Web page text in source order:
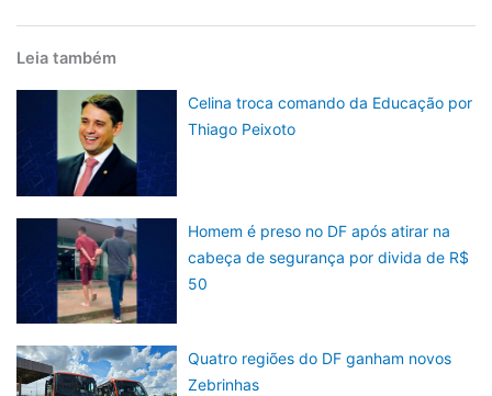
Leia também
Celina troca comando da Educação por
Thiago Peixoto
Homem é preso no DF após atirar na
cabeça de segurança por divida de R$
50
Quatro regiões do DF ganham novos
Zebrinhas